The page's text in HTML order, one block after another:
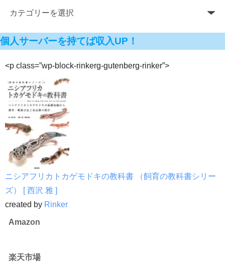
個人サーバーを持てば収入UP！
<p class=”wp-block-rinkerg-gutenberg-rinker”>
ニシアフリカトカゲモドキの教科書 （飼育の教科書シリー
ズ） [ 西沢 雅 ]
created by Rinker
Amazon
楽天市場